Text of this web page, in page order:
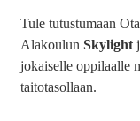
Tule tutustumaan
Alakoulun Skylight
jokaiselle oppilaalle
taitotasollaan.